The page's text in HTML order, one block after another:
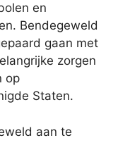
en
Bendegeweld
gaan met
zorgen
op
Staten.
aan te